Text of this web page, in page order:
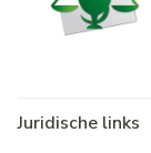
Juridische links